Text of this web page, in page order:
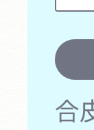
合